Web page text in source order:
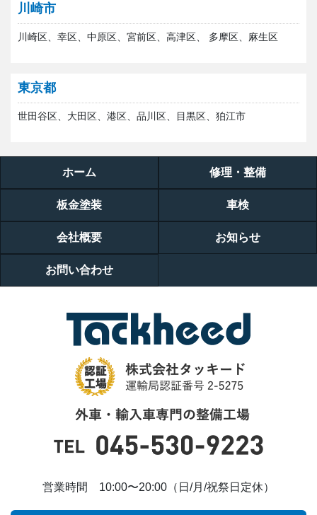
川崎市
川崎区、幸区、中原区、宮前区、高津区、 多摩区、麻生区
東京都
世田谷区、大田区、港区、品川区、目黒区、狛江市
営業時間 10:00〜20:00（日/月/祝祭日定休）
ホーム 修理・整備
板金塗装 車検
会社概要 お知らせ
お問い合わせ